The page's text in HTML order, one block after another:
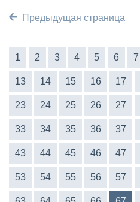
Предыдущая страница
1 2 3 4 5 6 7
13 14 15 16 17
23 24 25 26 27
33 34 35 36 37
43 44 45 46 47
53 54 55 56 57